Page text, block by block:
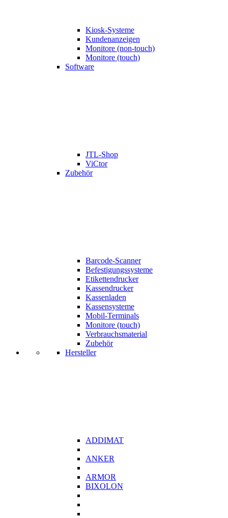
Kiosk-Systeme
Kundenanzeigen
Monitore (non-touch)
Monitore (touch)
Software
JTL-Shop
ViCtor
Zubehör
Barcode-Scanner
Befestigungssysteme
Etikettendrucker
Kassendrucker
Kassenladen
Kassensysteme
Mobil-Terminals
Monitore (touch)
Verbrauchsmaterial
Zubehör
Hersteller
ADDIMAT
ANKER
ARMOR
BIXOLON